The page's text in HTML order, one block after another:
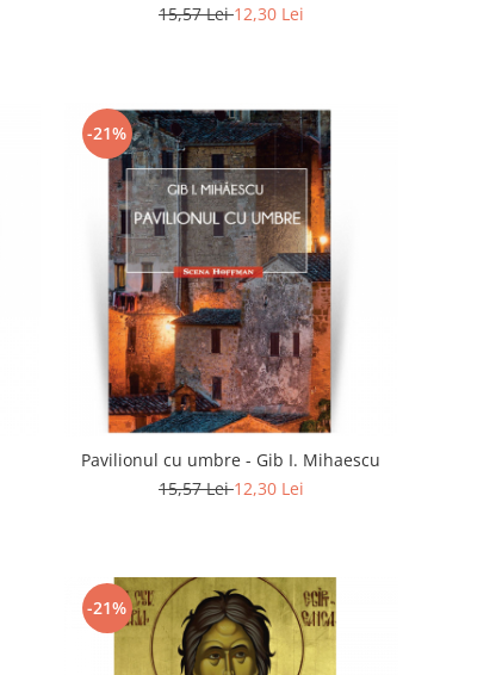
15,57 Lei12,30 Lei
-21%
Pavilionul cu umbre - Gib I. Mihaescu
15,57 Lei12,30 Lei
-21%